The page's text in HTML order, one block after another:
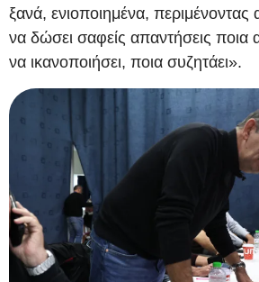
ξανά, ενιοποιημένα,
να δώσει σαφείς απαντήσεις ποια
να ικανοποιήσει, ποια συζητάει».